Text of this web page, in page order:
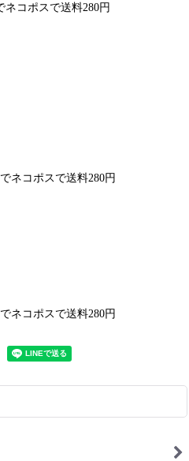
ネコポスで送料280円
でネコポスで送料280円
ネコポスで送料280円